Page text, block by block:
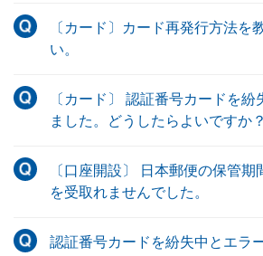
〔カード〕カード再発行方法を
い。
〔カード〕 認証番号カードを紛
ました。どうしたらよいですか？
〔口座開設〕 日本郵便の保管期
を受取れませんでした。
認証番号カードを紛失中とエラ